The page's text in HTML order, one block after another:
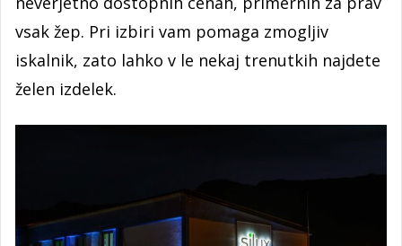
vsak žep. Pri izbiri vam pomaga zmogljiv
iskalnik, zato lahko v le nekaj trenutkih najdete
želen izdelek.